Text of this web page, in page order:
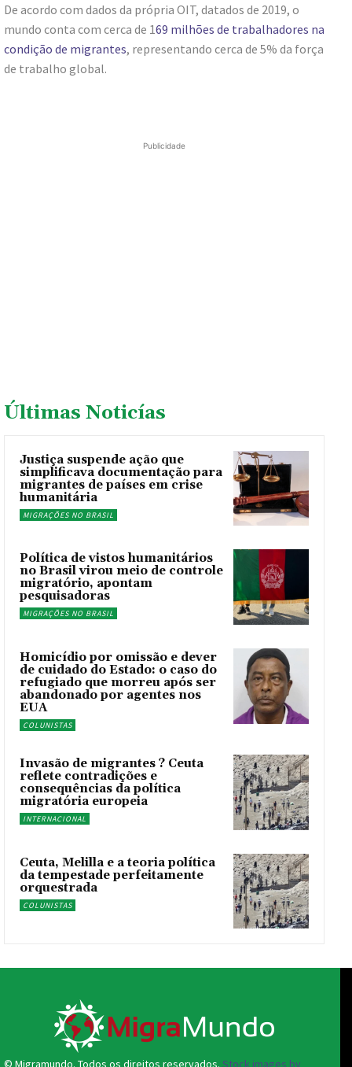
De acordo com dados da própria OIT, datados de 2019, o
mundo conta com cerca de 169 milhões de trabalhadores na
condição de migrantes, representando cerca de 5% da força
de trabalho global.
Publicidade
Últimas Noticías
Justiça suspende ação que
simplificava documentação para
migrantes de países em crise
humanitária
MIGRAÇÕES NO BRASIL
Política de vistos humanitários
no Brasil virou meio de controle
migratório, apontam
pesquisadoras
MIGRAÇÕES NO BRASIL
Homicídio por omissão e dever
de cuidado do Estado: o caso do
refugiado que morreu após ser
abandonado por agentes nos
EUA
COLUNISTAS
Invasão de migrantes ? Ceuta
reflete contradições e
consequências da política
migratória europeia
INTERNACIONAL
Ceuta, Melilla e a teoria política
da tempestade perfeitamente
orquestrada
COLUNISTAS
© Migramundo. Todos os direitos reservados. Stock images by